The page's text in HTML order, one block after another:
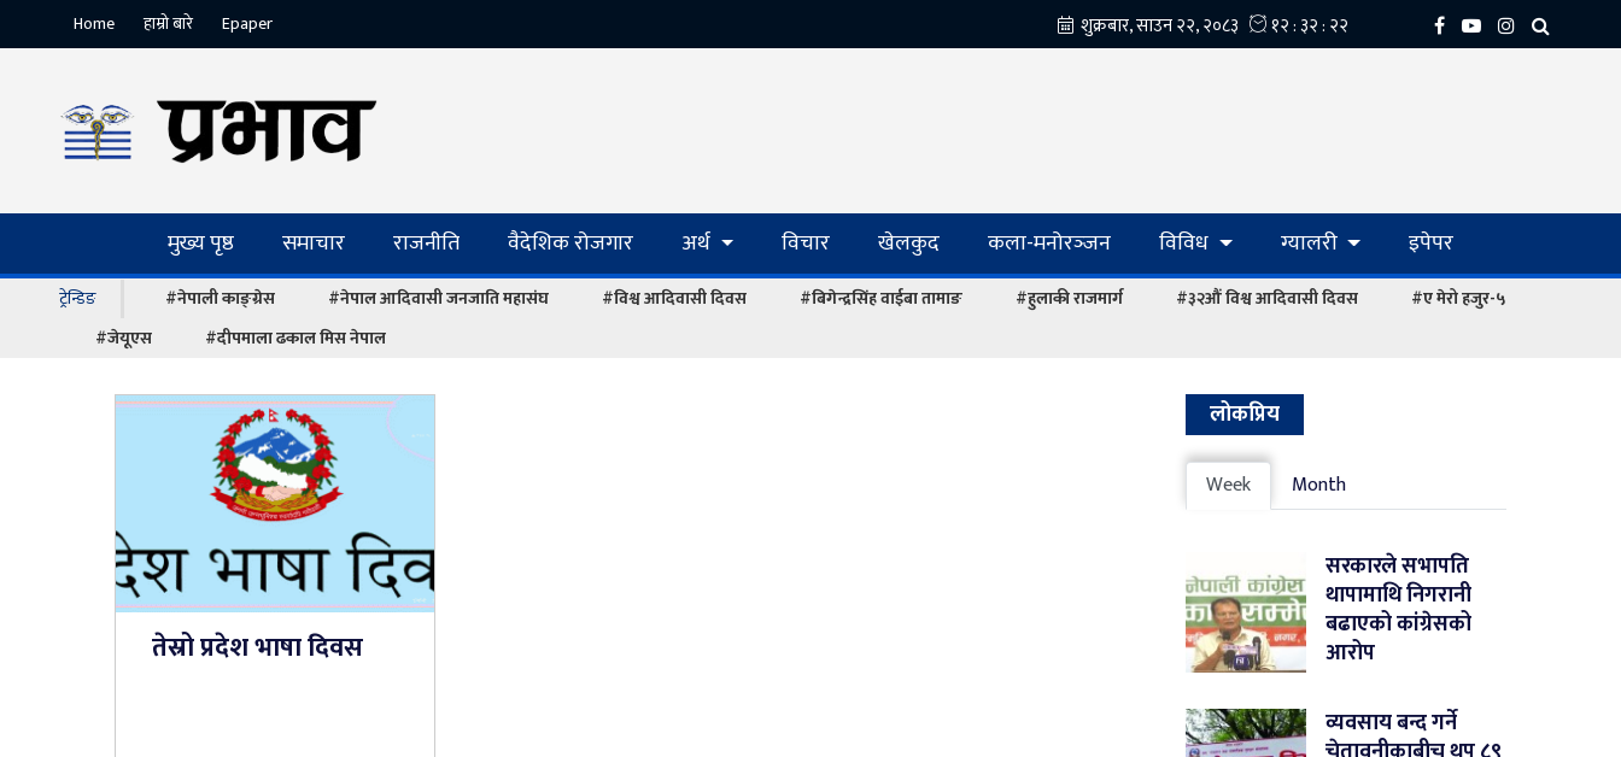
Home हाम्रो बारे Epaper
मुख्य पृष्ठ समाचार राजनीति वैदेशिक रोजगार अर्थ विचार खेलकुद कला-मनोरञ्‍जन विविध ग्यालरी इपेपर
ट्रेन्डिङ #नेपाली काङ्ग्रेस #नेपाल आदिवासी जनजाति महासंघ #विश्व आदिवासी दिवस #बिगेन्द्रसिंह वाईबा तामाङ #हुलाकी राजमार्ग #३२औं विश्व आदिवासी दिवस
#ए मेरो हजुर-५
#जेयूएस
#दीपमाला ढकाल मिस नेपाल
तेस्रो प्रदेश भाषा दिवस
लोकप्रिय
Week Month
सरकारले सभापति
थापामाथि निगरानी
बढाएको कांग्रेसको
आरोप
व्यवसाय बन्द गर्ने